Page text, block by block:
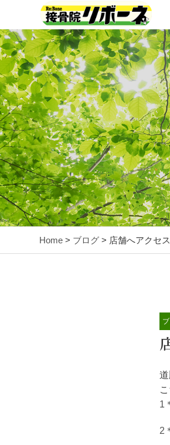
Home > ブログ > 店舗へアクセ
1
2